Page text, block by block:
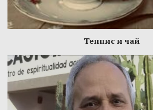
Теннис и чай